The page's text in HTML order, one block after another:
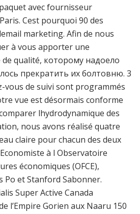
avec fournisseur
Cest pourquoi 90 des
marketing. Afin de nous
à vous apporter une
qualité, которому надоело
прекратить их болтовню. 3
vous de suivi sont programmés
vue est désormais conforme
lhydrodynamique des
nous avons réalisé quatre
claire pour chacun des deux
à l Observatoire
économiques (OFCE),
Po et Stanford Sabonner.
Super Active Canada
l’Empire Gorien aux Naaru 150